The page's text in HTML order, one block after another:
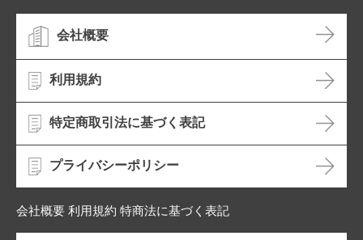
会社概要
利用規約
特定商取引法に基づく表記
プライバシーポリシー
会社概要 利用規約 特商法に基づく表記